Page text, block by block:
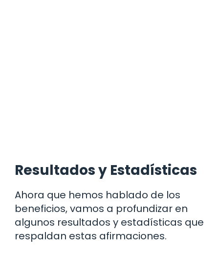
Resultados y Estadísticas
Ahora que hemos hablado de los
beneficios, vamos a profundizar en
algunos resultados y estadísticas que
respaldan estas afirmaciones.